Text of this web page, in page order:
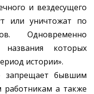
и вездесущего
или уничтожат по
Одновременно
которых
истории».
бывшим
а также